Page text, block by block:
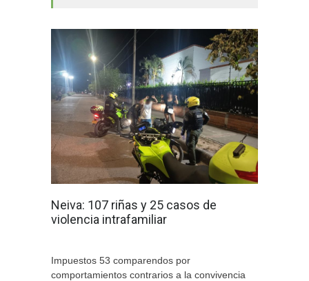
Neiva: 107 riñas y 25 casos de
violencia intrafamiliar
Impuestos 53 comparendos por
comportamientos contrarios a la convivencia